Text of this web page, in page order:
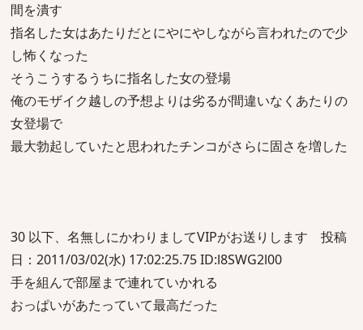
間を潰す
指名した女はあたりだとにやにやしながら言われたので少
し怖くなった
そうこうするうちに指名した女の登場
俺のモザイク越しの予想よりは劣るが間違いなくあたりの
女登場で
最大勃起していたと思われたチンコがさらに固さを増した
30 以下、名無しにかわりましてVIPがお送りします 投稿
日：2011/03/02(水) 17:02:25.75 ID:l8SWG2l00
手を組んで部屋まで連れていかれる
おっぱいがあたっていて最高だった